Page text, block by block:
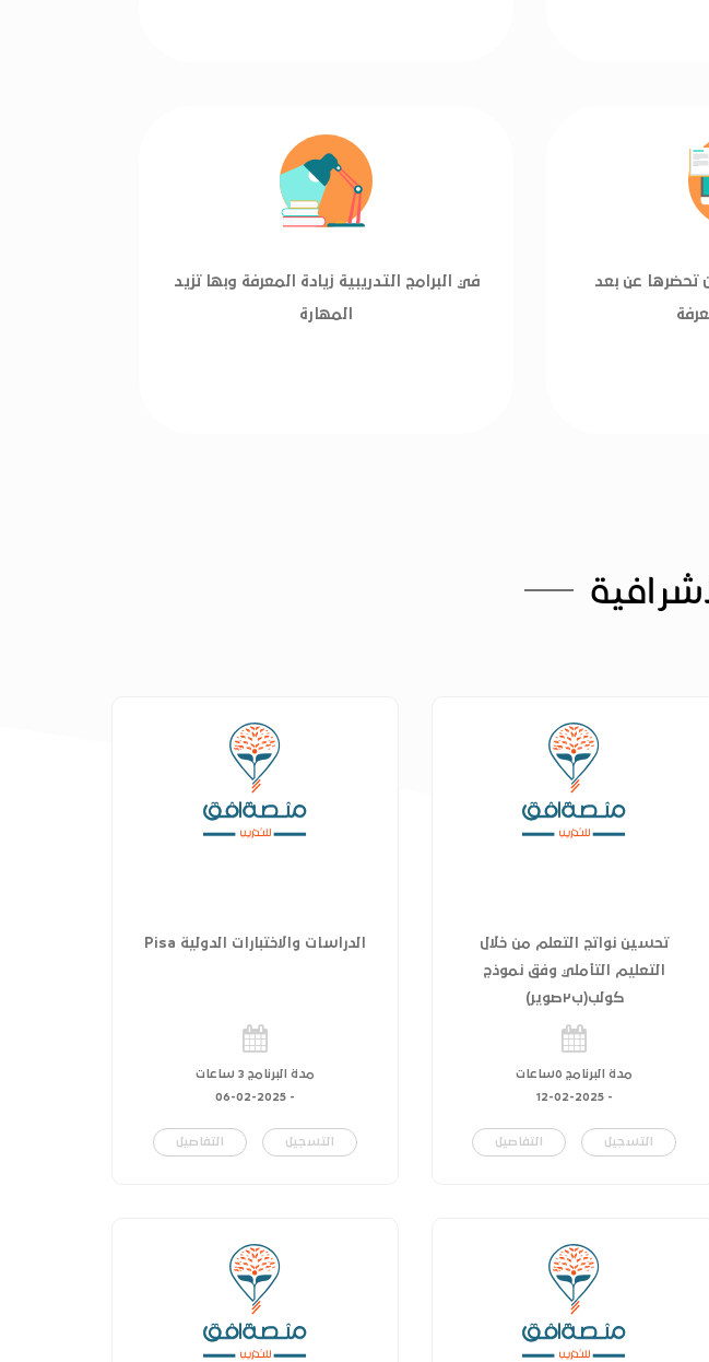
تحضرها عن بعد في البرامج التدريبية زيادة المعرفة وبها تزيد
المهارة
تحسين نواتج التعلم من خلال
التعليم التأملي وفق نموذج
كولب(ب٢صوير)
مدة البرنامج ٥ساعات
-
12-02-2025
التسجيل التفاصيل
الدراسات والاختبارات الدولية Pisa
مدة البرنامج 3 ساعات
-
06-02-2025
التسجيل التفاصيل